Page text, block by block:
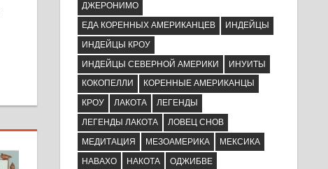
ДЖЕРОНИМО
ЕДА КОРЕННЫХ АМЕРИКАНЦЕВ
ИНДЕЙЦЫ
ИНДЕЙЦЫ КРОУ
ИНДЕЙЦЫ СЕВЕРНОЙ АМЕРИКИ
ИНУИТЫ
КОКОПЕЛЛИ
КОРЕННЫЕ АМЕРИКАНЦЫ
КРОУ
ЛАКОТА
ЛЕГЕНДЫ
ЛЕГЕНДЫ ЛАКОТА
ЛОВЕЦ СНОВ
МЕДИТАЦИЯ
МЕЗОАМЕРИКА
МЕКСИКА
НАВАХО
НАКОТА
ОДЖИБВЕ